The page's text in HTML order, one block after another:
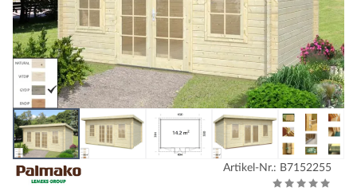
Artikel-Nr.: B7152255